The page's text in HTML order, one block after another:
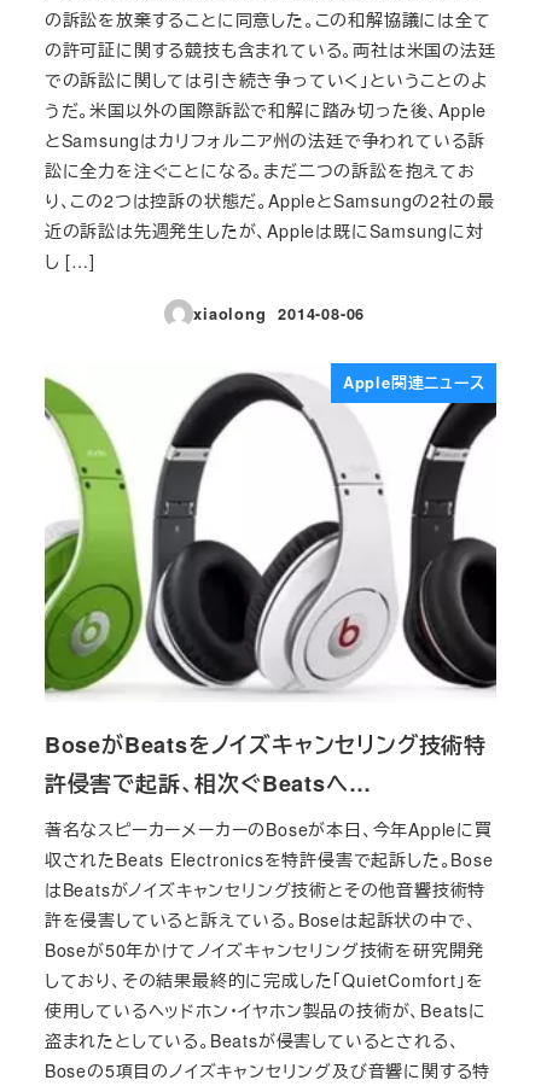
の訴訟を放棄することに同意した。この和解協議には全て
の許可証に関する競技も含まれている。両社は米国の法廷
での訴訟に関しては引き続き争っていく」ということのよ
うだ。米国以外の国際訴訟で和解に踏み切った後、Apple
とSamsungはカリフォルニア州の法廷で争われている訴
訟に全力を注ぐことになる。まだ二つの訴訟を抱えてお
り、この2つは控訴の状態だ。AppleとSamsungの2社の最
近の訴訟は先週発生したが、Appleは既にSamsungに対
し […]
xiaolong
投稿日
2014-08-06
Apple関連ニュース
BoseがBeatsをノイズキャンセリング技術特
許侵害で起訴、相次ぐBeatsへ…
著名なスピーカーメーカーのBoseが本日、今年Appleに買
収されたBeats Electronicsを特許侵害で起訴した。Bose
はBeatsがノイズキャンセリング技術とその他音響技術特
許を侵害していると訴えている。Boseは起訴状の中で、
Boseが50年かけてノイズキャンセリング技術を研究開発
しており、その結果最終的に完成した「QuietComfort」を
使用しているヘッドホン・イヤホン製品の技術が、Beatsに
盗まれたとしている。Beatsが侵害しているとされる、
Boseの5項目のノイズキャンセリング及び音響に関する特